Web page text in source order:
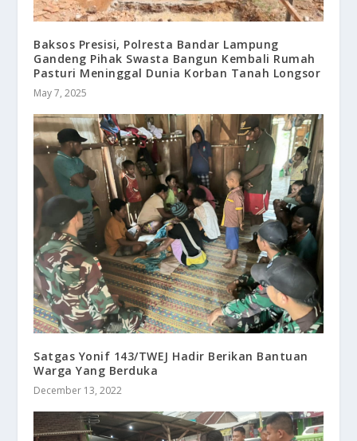
Baksos Presisi, Polresta Bandar Lampung
Gandeng Pihak Swasta Bangun Kembali Rumah
Pasturi Meninggal Dunia Korban Tanah Longsor
May 7, 2025
Satgas Yonif 143/TWEJ Hadir Berikan Bantuan
Warga Yang Berduka
December 13, 2022